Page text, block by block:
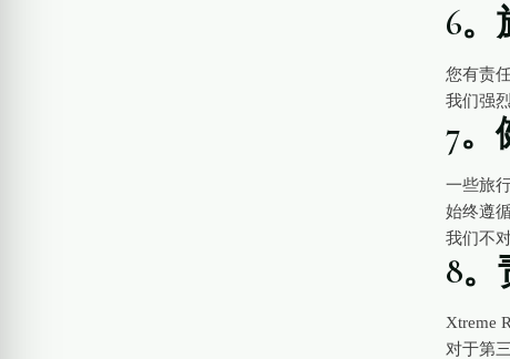
6。
您有责
我们强
7。
一些旅
始终遵
我们不
8。
Xtreme
对于第